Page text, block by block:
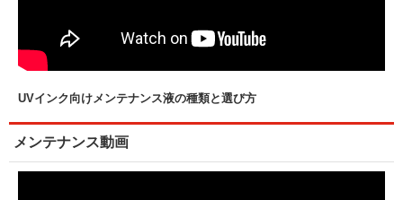
UVインク向けメンテナンス液の種類と選び方
メンテナンス動画